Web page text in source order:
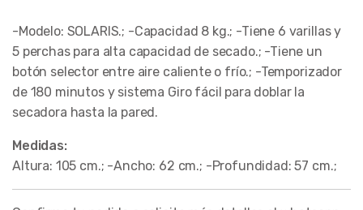
-Modelo: SOLARIS.; -Capacidad 8 kg.; -Tiene 6 varillas y
5 perchas para alta capacidad de secado.; -Tiene un
botón selector entre aire caliente o frío.; -Temporizador
de 180 minutos y sistema Giro fácil para doblar la
secadora hasta la pared.
Medidas:
Altura: 105 cm.; -Ancho: 62 cm.; -Profundidad: 57 cm.;